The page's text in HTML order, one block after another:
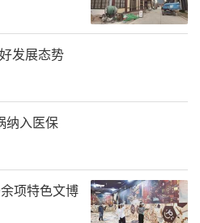
发展态势
纳入医保
项特色文博